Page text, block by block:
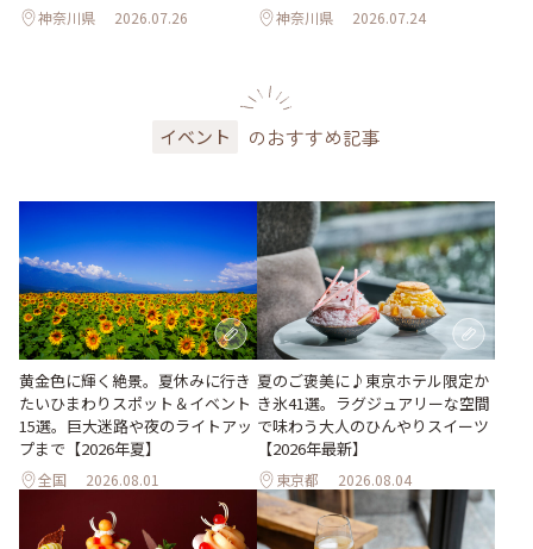
神奈川県 2026.07.26 神奈川県 2026.07.24
イベント のおすすめ記事
黄金色に輝く絶景。夏休みに行き
たいひまわりスポット＆イベント
15選。巨大迷路や夜のライトアッ
プまで【2026年夏】
全国 2026.08.01
夏のご褒美に♪東京ホテル限定か
き氷41選。ラグジュアリーな空間
で味わう大人のひんやりスイーツ
【2026年最新】
東京都 2026.08.04